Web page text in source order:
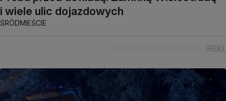
i wiele ulic dojazdowych
ŚRÓDMIEŚCIE